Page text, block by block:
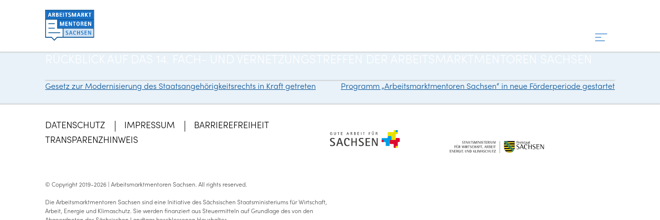
Beitragsnavigation
Gesetz zur Modernisierung des Staatsangehörigkeitsrechts in Kraft getreten Programm „Arbeitsmarktmentoren Sachsen“ in neue Förderperiode gestartet
DATENSCHUTZ IMPRESSUM
BARRIEREFREIHEIT
TRANSPARENZHINWEIS
© Copyright 2019-2026 | Arbeitsmarktmentoren Sachsen. All rights reserved.
Die Arbeitsmarktmentoren Sachsen sind eine Initiative des Sächsischen Staatsministeriums für Wirtschaft,
Arbeit, Energie und Klimaschutz. Sie werden finanziert aus Steuermitteln auf Grundlage des von den